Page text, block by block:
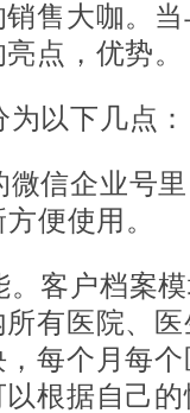
售大咖。
点，优势。
以下几点：
微信企业号
便使用。
。客户档案
有医院、
每个月每
根据自己